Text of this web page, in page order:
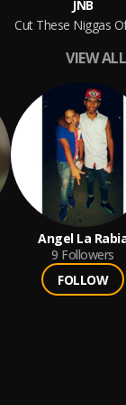
JNB
VIEW ALL
Angel La
9 Followers
FOLLOW